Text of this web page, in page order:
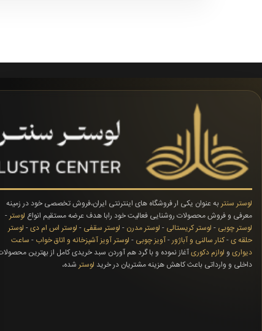
لوستر سنتربه عنوان یکی ار فروشگاه های اینترنتی ایران،فروش تخصصی خود در زمینه
معرفی و فروش محصولات روشنایی فعالیت خود رابا هدف عرضه مستقیم انواع لوستر-
لوستر چوبی - لوستر کریستالی - لوستر مدرن - لوستر سقفی - لوستر اس ام دی- لوستر
حلقه ی-کنار سالنی و آباژور-آویز چوبی - لوستر آویز آشپزخانه و اتاق خواب - ساعت
دیواری و لوازم دکوریآغاز نموده و با گرد هم آوردن سبد خریدی کامل از بهترین
داخلی و وارداتی باعث کاهش هزینه مشتریان در خرید لوسترشده،